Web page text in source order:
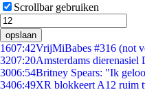
Scrollbar gebruiken
opslaan
1607:42VrijMiBabes #316 (not
3207:20Amsterdams
3006:54Britney Spears: "Ik
3406:49XR blokkeert A12 ruim